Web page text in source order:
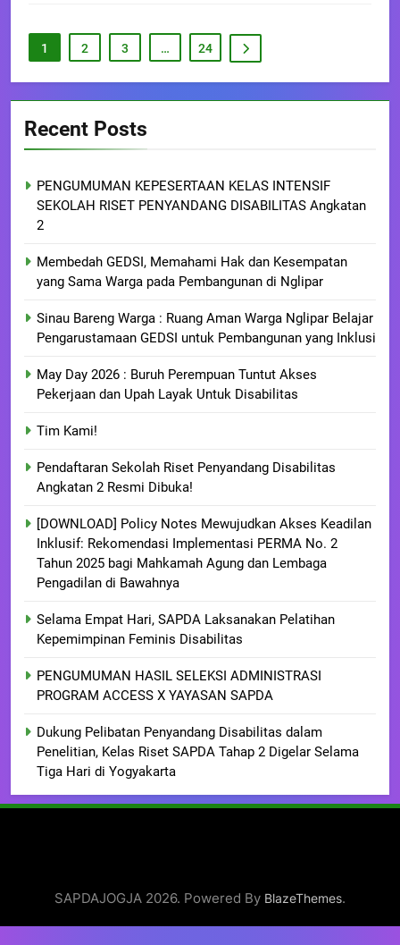
1 2 3 … 24
Recent Posts
PENGUMUMAN KEPESERTAAN KELAS INTENSIF
SEKOLAH RISET PENYANDANG DISABILITAS Angkatan
2
Membedah GEDSI, Memahami Hak dan Kesempatan
yang Sama Warga pada Pembangunan di Nglipar
Sinau Bareng Warga : Ruang Aman Warga Nglipar Belajar
Pengarustamaan GEDSI untuk Pembangunan yang Inklusi
May Day 2026 : Buruh Perempuan Tuntut Akses
Pekerjaan dan Upah Layak Untuk Disabilitas
Tim Kami!
Pendaftaran Sekolah Riset Penyandang Disabilitas
Angkatan 2 Resmi Dibuka!
[DOWNLOAD] Policy Notes Mewujudkan Akses Keadilan
Inklusif: Rekomendasi Implementasi PERMA No. 2
Tahun 2025 bagi Mahkamah Agung dan Lembaga
Pengadilan di Bawahnya
Selama Empat Hari, SAPDA Laksanakan Pelatihan
Kepemimpinan Feminis Disabilitas
PENGUMUMAN HASIL SELEKSI ADMINISTRASI
PROGRAM ACCESS X YAYASAN SAPDA
Dukung Pelibatan Penyandang Disabilitas dalam
Penelitian, Kelas Riset SAPDA Tahap 2 Digelar Selama
Tiga Hari di Yogyakarta
SAPDAJOGJA 2026. Powered By BlazeThemes.